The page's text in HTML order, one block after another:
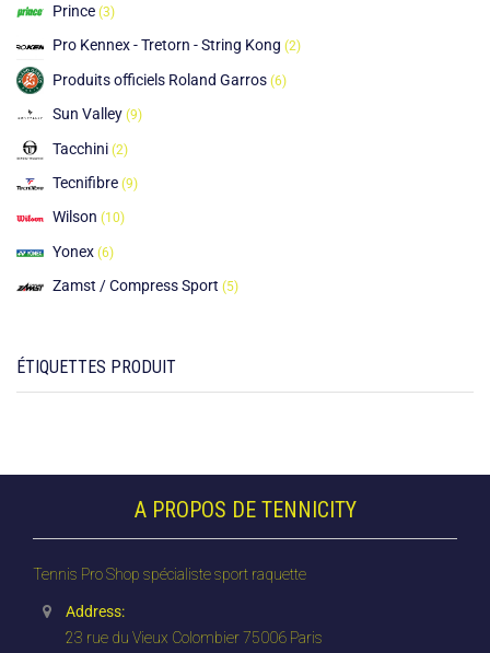
Prince (3)
Pro Kennex - Tretorn - String Kong (2)
Produits officiels Roland Garros (6)
Sun Valley (9)
Tacchini (2)
Tecnifibre (9)
Wilson (10)
Yonex (6)
Zamst / Compress Sport (5)
ÉTIQUETTES PRODUIT
A PROPOS DE TENNICITY
Tennis Pro Shop spécialiste sport raquette
Address:
23 rue du Vieux Colombier 75006 Paris